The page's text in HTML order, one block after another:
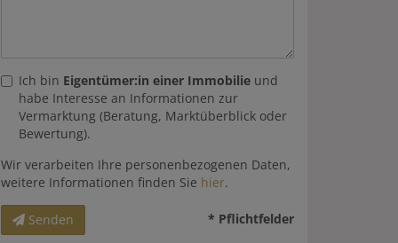
Ich bin Eigentümer:in einer Immobilie und
habe Interesse an Informationen zur
Vermarktung (Beratung, Marktüberblick oder
Bewertung).
Wir verarbeiten Ihre personenbezogenen Daten,
weitere Informationen finden Sie hier.
Senden * Pflichtfelder